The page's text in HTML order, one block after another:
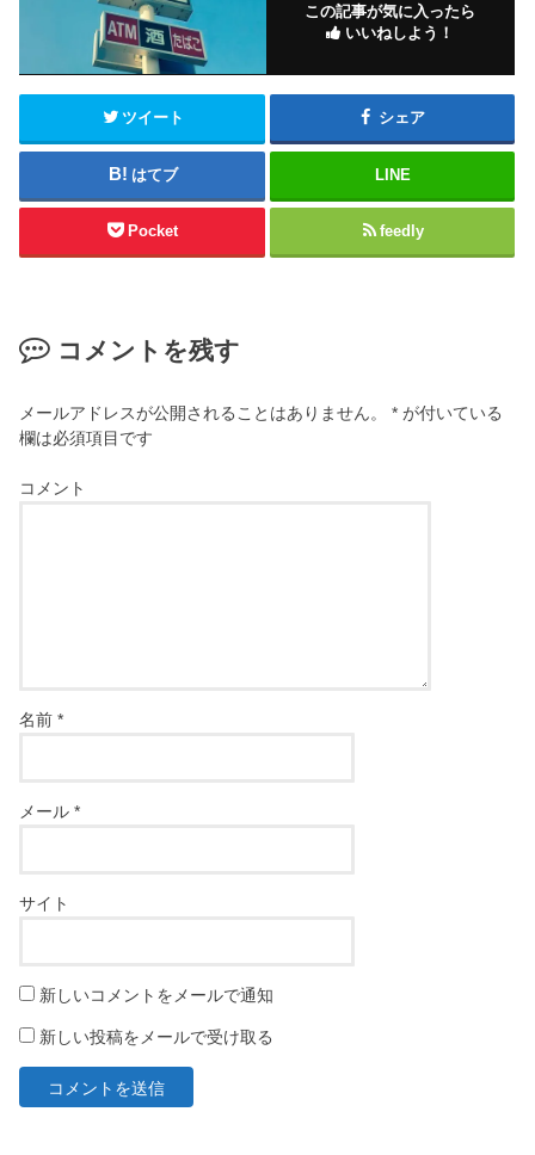
この記事が気に入ったら
いいねしよう！
ツイート シェア
はてブ LINE
Pocket feedly
コメントを残す
メールアドレスが公開されることはありません。 * が付いている
欄は必須項目です
コメント
名前*
メール*
サイト
新しいコメントをメールで通知
新しい投稿をメールで受け取る